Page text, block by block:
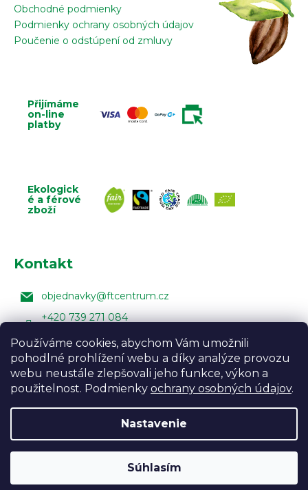
Používáme cookies, abychom Vám umožnili
pohodlné prohlížení webu a díky analýze provozu
webu neustále zlepšovali jeho funkce, výkon a
použitelnost. Podmienky ochrany osobných údajov.
Nastavenie
Súhlasím
Odpočívame a objednávky expedujeme až od
Obchodné podmienky
Podmienky ochrany osobných údajov
Poučenie o odstúpení od zmluvy
Přijímáme
on-line
platby
Ekologick
é a férové
zboží
Kontakt
objednavky@ftcentrum.cz
+420 739 271 084
Facebook Fair Trade Centra
FairTradeCentrumcz
Vytvoril Shoptet Design:Vojtěch Lunga,Úprava
šablony:Marketingwebu
Fair Trade Centrum
vyhradené.